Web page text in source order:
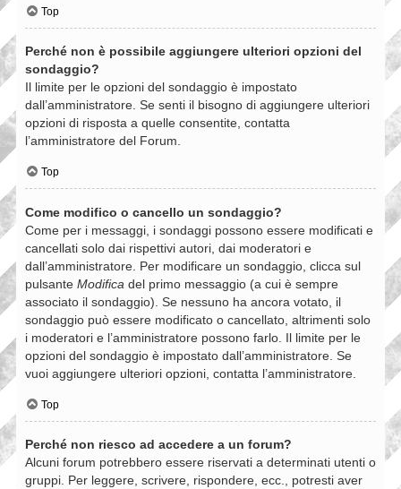
Top
Perché non è possibile aggiungere ulteriori opzioni del
sondaggio?
Il limite per le opzioni del sondaggio è impostato
dall’amministratore. Se senti il bisogno di aggiungere ulteriori
opzioni di risposta a quelle consentite, contatta
l’amministratore del Forum.
Top
Come modifico o cancello un sondaggio?
Come per i messaggi, i sondaggi possono essere modificati e
cancellati solo dai rispettivi autori, dai moderatori e
dall’amministratore. Per modificare un sondaggio, clicca sul
pulsante Modifica del primo messaggio (a cui è sempre
associato il sondaggio). Se nessuno ha ancora votato, il
sondaggio può essere modificato o cancellato, altrimenti solo
i moderatori e l’amministratore possono farlo. Il limite per le
opzioni del sondaggio è impostato dall’amministratore. Se
vuoi aggiungere ulteriori opzioni, contatta l’amministratore.
Top
Perché non riesco ad accedere a un forum?
Alcuni forum potrebbero essere riservati a determinati utenti o
gruppi. Per leggere, scrivere, rispondere, ecc., potresti aver